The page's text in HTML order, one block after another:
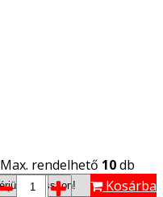
Max. rendelhető 10db
Kosárba